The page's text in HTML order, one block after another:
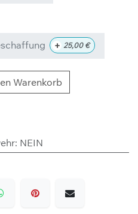
+ 25,00€
Warenkorb
: NEIN